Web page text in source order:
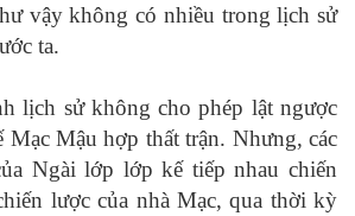
vậy không có nhiều trong lịch sử
ta.
sử không cho phép lật ngược
Mạc Mậu hợp thất trận. Nhưng, các
Ngài lớp lớp kế tiếp nhau chiến
lược của nhà Mạc, qua thời kỳ